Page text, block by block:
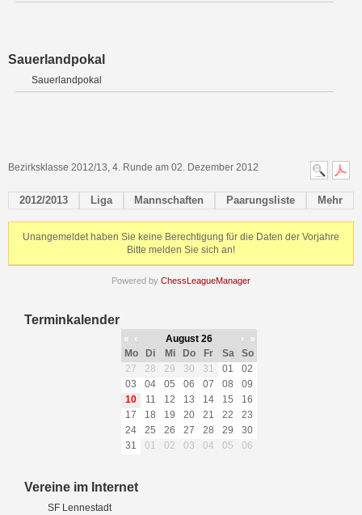
Sauerlandpokal
Sauerlandpokal
Bezirksklasse 2012/13, 4. Runde am 02. Dezember 2012
2012/2013 Liga Mannschaften Paarungsliste Mehr
Unangemeldet haben Sie keine Berechtigung für die Daten der Vorjahre
Bitte melden Sie sich an!
Powered by ChessLeagueManager
Terminkalender
« ‹ August 26 ›
»
Mo
Di Mi Do Fr Sa
So
27
28 29 30 31 01
02
03
04 05 06 07 08
09
10
11 12 13 14 15
16
17
18 19 20 21 22
23
24
25 26 27 28 29
30
31
01 02 03 04 05 06
Vereine im Internet
SF Lennestadt